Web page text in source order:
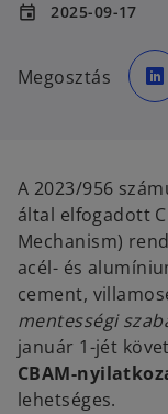
event 2025-09-17
Megosztás
A 2023/956
által elfogadott
Mechanism)
acél- és
cement,
mentességi
január 1-jét
CBAM-
lehetséges.